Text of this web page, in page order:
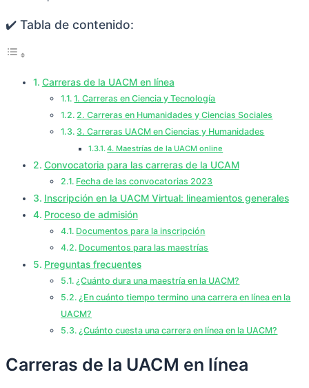
✔️ Tabla de contenido:
Carreras de la UACM en línea
1. Carreras en Ciencia y Tecnología
2. Carreras en Humanidades y Ciencias Sociales
3. Carreras UACM en Ciencias y Humanidades
4. Maestrías de la UACM online
Convocatoria para las carreras de la UCAM
Fecha de las convocatorias 2023
Inscripción en la UACM Virtual: lineamientos generales
Proceso de admisión
Documentos para la inscripción
Documentos para las maestrías
Preguntas frecuentes
¿Cuánto dura una maestría en la UACM?
¿En cuánto tiempo termino una carrera en línea en la
UACM?
¿Cuánto cuesta una carrera en línea en la UACM?
Carreras de la UACM en línea